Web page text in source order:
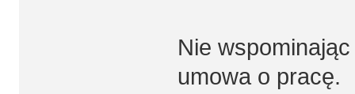
Nie
umowa o pracę.